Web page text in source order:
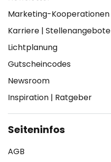
Marketing-Kooperationen
Karriere | Stellenangebote
Lichtplanung
Gutscheincodes
Newsroom
Inspiration | Ratgeber
Seiteninfos
AGB